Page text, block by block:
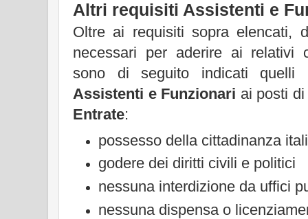
Altri requisiti Assistenti e
Oltre ai requisiti sopra elencati,
necessari per aderire ai relativi
sono di seguito indicati quelli
Assistenti e Funzionari ai posti
Entrate:
possesso della cittadinanza
godere dei diritti civili e politici
nessuna interdizione da uffici
nessuna dispensa o